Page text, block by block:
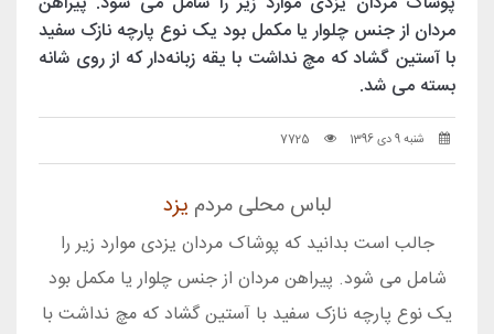
مردان از جنس چلوار يا مكمل بود يک نوع پارچه نازک سفيد
با آستين گشاد كه مچ نداشت با يقه زبانه‌دار كه از روی شانه
بسته می شد.
شنبه 9 دی 1396 7725
لباس محلی مردم یزد
جالب است بدانید که پوشاک مردان یزدی موارد زیر را
شامل می شود. پيراهن مردان از جنس چلوار يا مكمل بود
يک نوع پارچه نازک سفيد با آستين گشاد كه مچ نداشت با